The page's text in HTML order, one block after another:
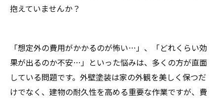
抱えていませんか？
「想定外の費用がかかるのが怖い…」、「どれくらい効
果が出るのか不安…」といった悩みは、多くの方が直面
している問題です。外壁塗装は家の外観を美しく保つだ
けでなく、建物の耐久性を高める重要な作業ですが、費